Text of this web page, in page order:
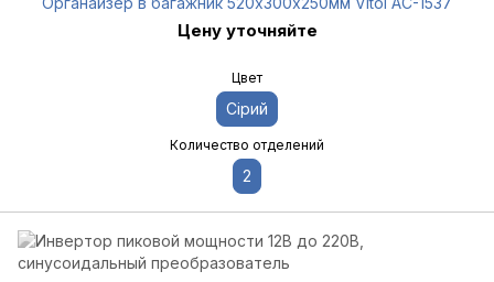
Цену уточняйте
Цвет
Сірий
Количество отделений
2